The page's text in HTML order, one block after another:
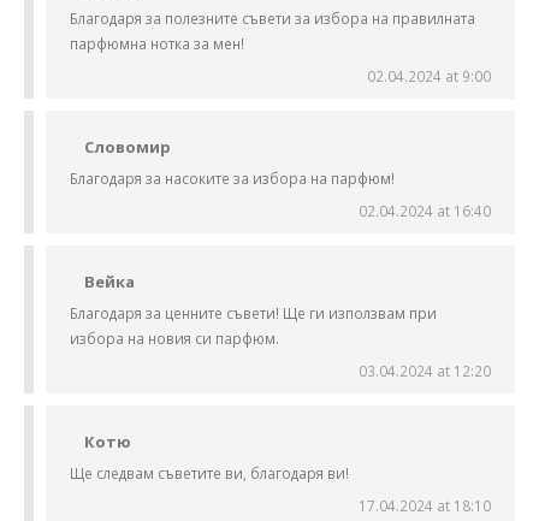
Благодаря за полезните съвети за избора на правилната
парфюмна нотка за мен!
02.04.2024 at 9:00
Словомир
Благодаря за насоките за избора на парфюм!
02.04.2024 at 16:40
Вейка
Благодаря за ценните съвети! Ще ги използвам при
избора на новия си парфюм.
03.04.2024 at 12:20
Котю
Ще следвам съветите ви, благодаря ви!
17.04.2024 at 18:10